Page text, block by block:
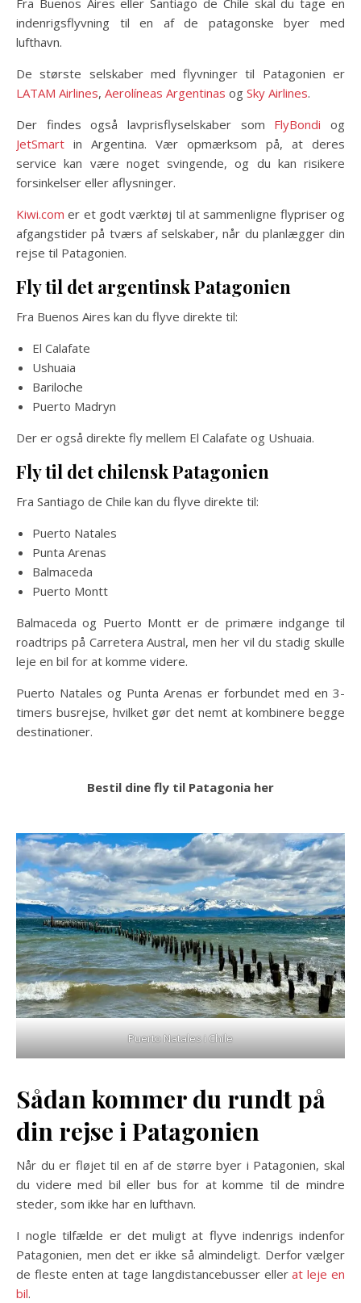
indenrigsflyvning til en af de patagonske byer med
lufthavn.
De største selskaber med flyvninger til Patagonien er
LATAM Airlines, Aerolíneas Argentinas og Sky Airlines.
Der findes også lavprisflyselskaber som FlyBondi og
JetSmart in Argentina. Vær opmærksom på, at deres
service kan være noget svingende, og du kan risikere
forsinkelser eller aflysninger.
Kiwi.com er et godt værktøj til at sammenligne flypriser og
afgangstider på tværs af selskaber, når du planlægger din
rejse til Patagonien.
Fly til det argentinsk Patagonien
Fra Buenos Aires kan du flyve direkte til:
El Calafate
Ushuaia
Bariloche
Puerto Madryn
Der er også direkte fly mellem El Calafate og Ushuaia.
Fly til det chilensk Patagonien
Fra Santiago de Chile kan du flyve direkte til:
Puerto Natales
Punta Arenas
Balmaceda
Puerto Montt
Balmaceda og Puerto Montt er de primære indgange til
roadtrips på Carretera Austral, men her vil du stadig skulle
leje en bil for at komme videre.
Puerto Natales og Punta Arenas er forbundet med en 3-
timers busrejse, hvilket gør det nemt at kombinere begge
destinationer.
Bestil dine fly til Patagonia her
Puerto Natales i Chile
Sådan kommer du rundt på
din rejse i Patagonien
Når du er fløjet til en af de større byer i Patagonien, skal
du videre med bil eller bus for at komme til de mindre
steder, som ikke har en lufthavn.
I nogle tilfælde er det muligt at flyve indenrigs indenfor
Patagonien, men det er ikke så almindeligt. Derfor vælger
de fleste enten at tage langdistancebusser ellerat leje en
bil.